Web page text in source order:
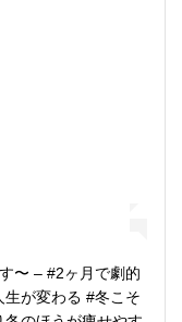
〜 – #2ヶ月で劇的
が変わる #冬こそ